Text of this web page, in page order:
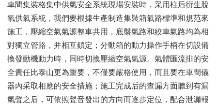
車間集裝格集中供氣安全系統現場安裝時，采用柱后衍生脫
氧供氣系統，我們要根據生產制造集裝箱氣路標準和規范來
施工，壓縮空氣氣源整車共用，底盤氣路和絞車氣路均為相
對獨立管路，并相互鎖定；分動箱的動力操作手柄在切設備
換發動機動力時，同時切換壓縮空氣氣源。氣體匯流排的安
全責任比泰山更為重要，不僅要嚴格使用，而且要在車間儀
器內采取相應的安全措施；施工完成后的查漏方面聽到有漏
氣聲之后，可依照聲音發出的方向而逐步定位，配合泄漏報